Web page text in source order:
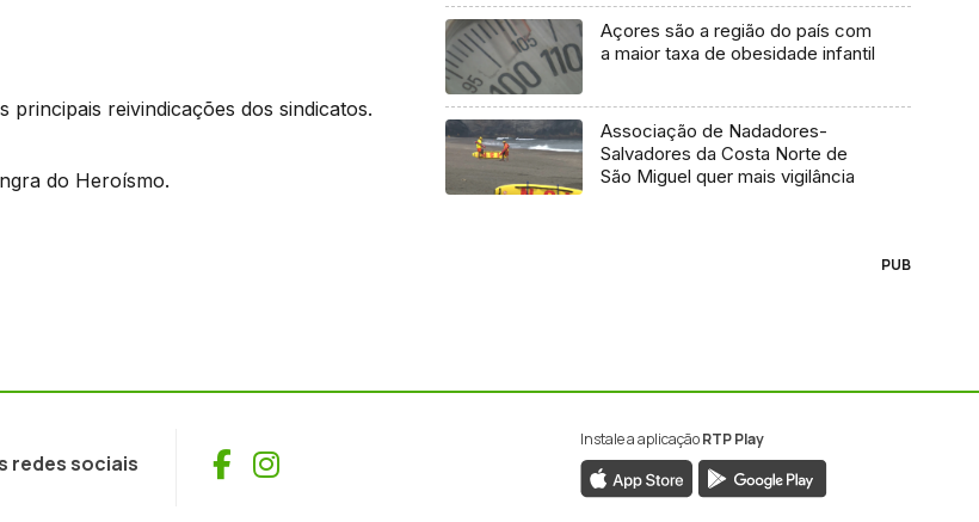
reivindicações dos sindicatos.
do Heroísmo.
Açores são a região do país com
a maior taxa de obesidade infantil
Associação de Nadadores-
Salvadores da Costa Norte de
São Miguel quer mais vigilância
PUB
redes sociais Facebook
Instagram
Instale a aplicaçãoRTP Play